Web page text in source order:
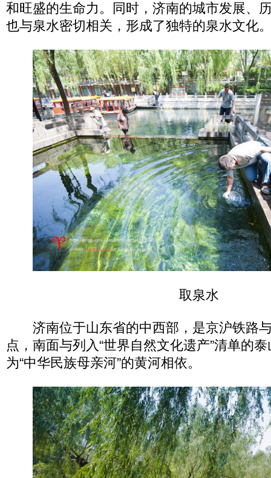
和旺盛的生命力。同时，济南的城市发展、
也与泉水密切相关，形成了独特的泉水文化
取泉水
济南位于山东省的中西部，是京沪铁路
点，南面与列入“世界自然文化遗产”清单的
为“中华民族母亲河”的黄河相依。